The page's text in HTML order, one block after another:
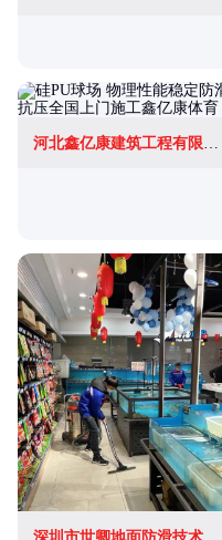
河北鑫亿康建筑工程有限公司